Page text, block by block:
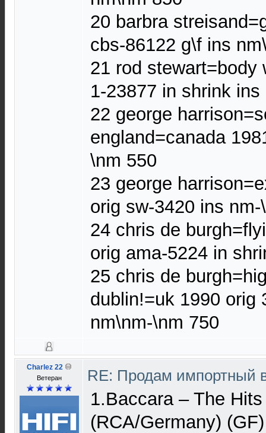
20 barbra
cbs-86122 g\f ins
21 rod stewart=body
1-23877 in shrink
22 george
england=canada
\nm 550
23 george
orig sw-3420 ins
24 chris de
orig ama-5224 in
25 chris de
dublin!=uk 1990 orig
nm\nm-\nm 750
Charlez 22
Ветеран RE: Продам импортный
1.Baccara – The
(RCA/Germany)